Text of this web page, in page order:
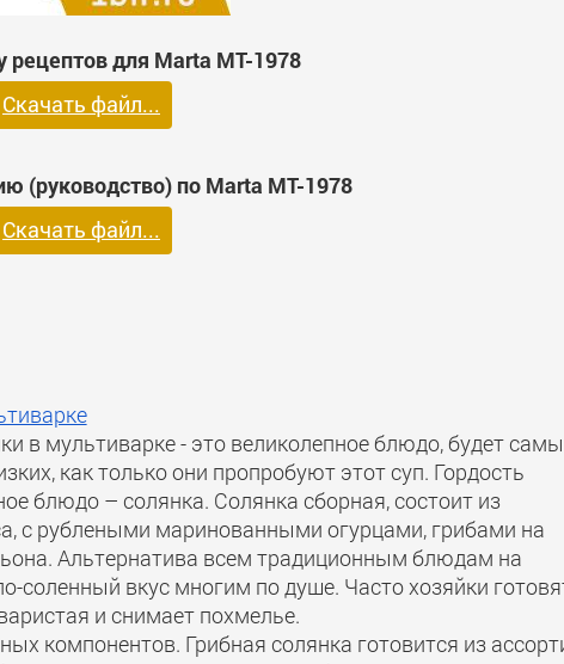
рецептов для Marta MT-1978
Скачать файл...
(руководство) по Marta MT-1978
Скачать файл...
в мультиварке - это великолепное блюдо, будет
как только они пропробуют этот суп. Гордость
блюдо – солянка. Солянка сборная, состоит из
с рублеными маринованными огурцами, грибами на
Альтернатива всем традиционным блюдам на
соленный вкус многим по душе. Часто хозяйки
и снимает похмелье.
компонентов. Грибная солянка готовится из